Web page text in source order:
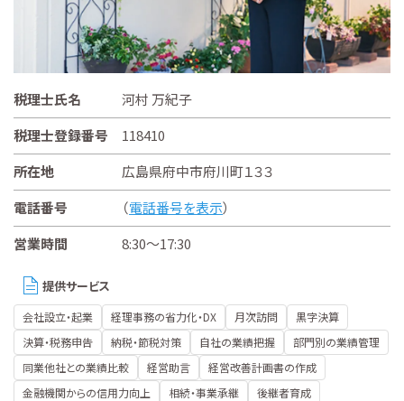
税理士氏名
河村 万紀子
税理士登録番号
118410
所在地
広島県府中市府川町１３３
電話番号
（電話番号を表示）
営業時間
8:30～17:30
提供サービス
会社設立・起業 経理事務の省力化・DX 月次訪問
黒字決算
決算・税務申告
納税・節税対策 自社の業績把握
部門別の業績管理
同業他社との業績比較
経営助言
経営改善計画書の作成
金融機関からの信用力向上
相続・事業承継
後継者育成